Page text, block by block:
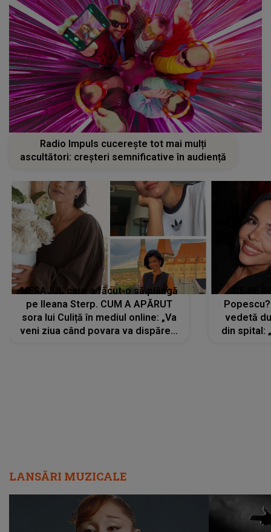
Radio Impuls cucerește tot mai mulți
ascultători: creșteri semnificative în audiență
MESAJUL care a făcut-o să plângă
pe Ileana Sterp. CUM A APĂRUT
sora lui Culiță în mediul online: „Va
veni ziua când povara va dispărea,
vedetă
din spital:
LANSĂRI MUZICALE